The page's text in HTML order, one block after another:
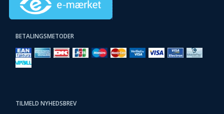
BETALINGSMETODER
TILMELD NYHEDSBREV